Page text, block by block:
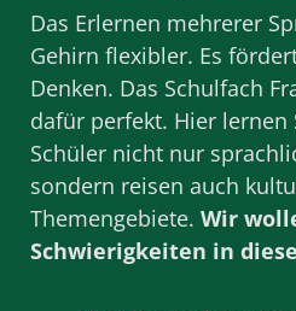
Das Erlernen mehrerer
Gehirn flexibler. Es
Denken. Das Schulfach
dafür perfekt. Hier lernen
Schüler nicht nur
sondern reisen auch
Themengebiete. Wir
Schwierigkeiten in